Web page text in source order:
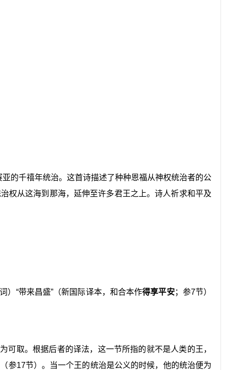
的千禧年统治。这首诗描述了种种恩福从神权统治者的公
权从这海到那海，延伸至许多君王之上。诗人祈求和平及
）“带来昌盛”（新国际译本，和合本作得享平安；参7节）
可取。根据后者的译法，这一节所指的就不是人类的王，
参17节）。当一个王的统治是公义的时候，他的统治便为